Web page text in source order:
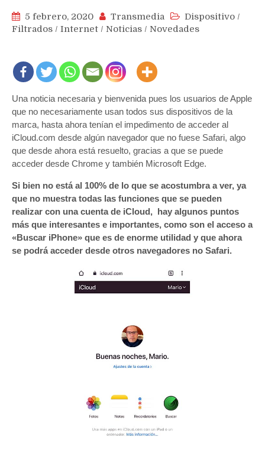
5 febrero, 2020 Transmedia Dispositivo /
Filtrados / Internet / Noticias / Novedades
Una noticia necesaria y bienvenida pues los usuarios de Apple
que no necesariamente usan todos sus dispositivos de la
marca, hasta ahora tenían el impedimento de acceder al
iCloud.com desde algún navegador que no fuese Safari, algo
que desde ahora está resuelto, gracias a que se puede
acceder desde Chrome y también Microsoft Edge.
Si bien no está al 100% de lo que se acostumbra a ver, ya
que no muestra todas las funciones que se pueden
realizar con una cuenta de iCloud, hay algunos puntos
más que interesantes e importantes, como son el acceso a
«Buscar iPhone» que es de enorme utilidad y que ahora
se podrá acceder desde otros navegadores no Safari.